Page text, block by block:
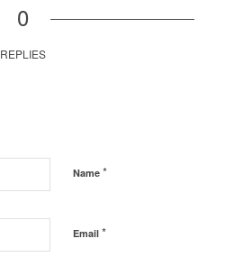
0
REPLIES
Name *
Email *